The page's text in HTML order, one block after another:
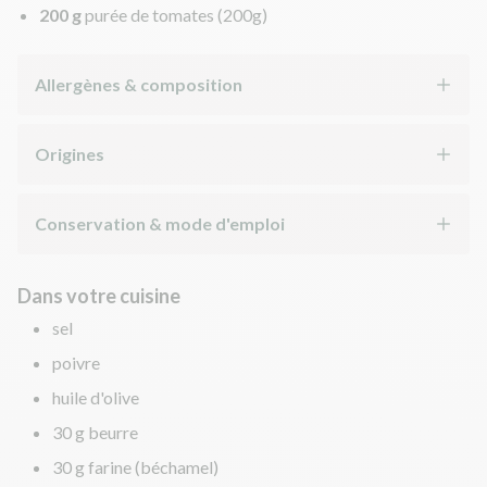
200 gpurée de tomates (200g)
Allergènes & composition
Origines
Conservation & mode d'emploi
Dans votre cuisine
sel
poivre
huile d'olive
30 g beurre
30 g farine (béchamel)